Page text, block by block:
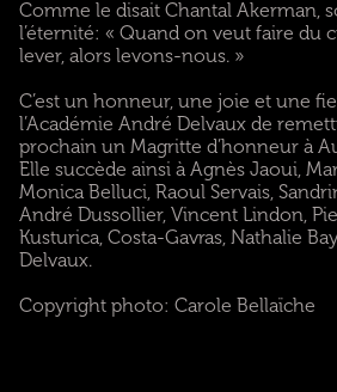
Comme le disait Chantal Akerman,
l’éternité: « Quand on veut faire du
lever, alors levons-nous. »
C’est un honneur, une joie et une
l’Académie André Delvaux de
prochain un Magritte d’honneur à
Elle succède ainsi à Agnès Jaoui,
Monica Belluci, Raoul Servais,
André Dussollier, Vincent Lindon,
Kusturica, Costa-Gavras, Nathalie
Delvaux.
Copyright photo: Carole Bellaïche